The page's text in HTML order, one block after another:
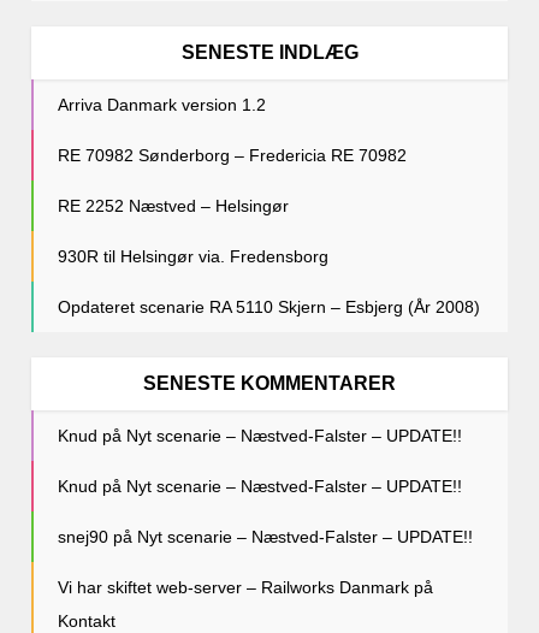
SENESTE INDLÆG
Arriva Danmark version 1.2
RE 70982 Sønderborg – Fredericia RE 70982
RE 2252 Næstved – Helsingør
930R til Helsingør via. Fredensborg
Opdateret scenarie RA 5110 Skjern – Esbjerg (År 2008)
SENESTE KOMMENTARER
Knud på Nyt scenarie – Næstved-Falster – UPDATE!!
Knud på Nyt scenarie – Næstved-Falster – UPDATE!!
snej90 på Nyt scenarie – Næstved-Falster – UPDATE!!
Vi har skiftet web-server – Railworks Danmark på
Kontakt